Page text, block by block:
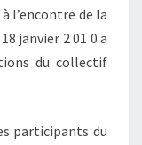
l’encontre de la
janvier 2 01 0 a
du collectif
participants du